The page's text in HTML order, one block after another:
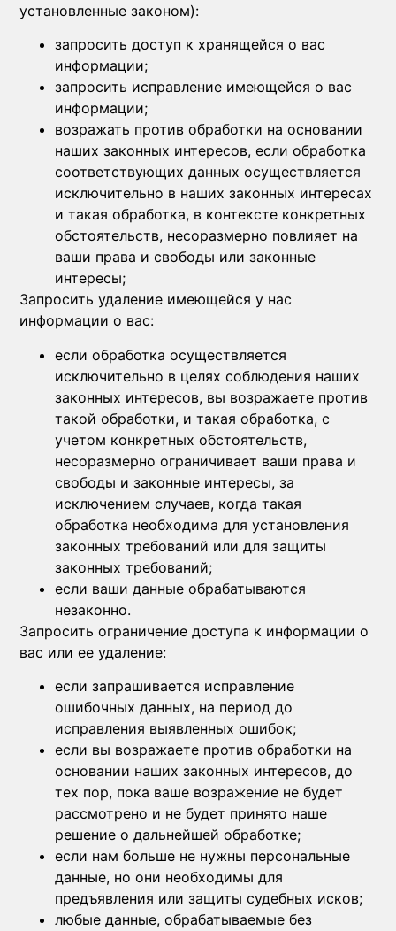
установленные законом):
запросить доступ к хранящейся о вас
информации;
запросить исправление имеющейся о вас
информации;
возражать против обработки на основании
наших законных интересов, если обработка
соответствующих данных осуществляется
исключительно в наших законных интересах
и такая обработка, в контексте конкретных
обстоятельств, несоразмерно повлияет на
ваши права и свободы или законные
интересы;
Запросить удаление имеющейся у нас
информации о вас:
если обработка осуществляется
исключительно в целях соблюдения наших
законных интересов, вы возражаете против
такой обработки, и такая обработка, с
учетом конкретных обстоятельств,
несоразмерно ограничивает ваши права и
свободы и законные интересы, за
исключением случаев, когда такая
обработка необходима для установления
законных требований или для защиты
законных требований;
если ваши данные обрабатываются
незаконно.
Запросить ограничение доступа к информации о
вас или ее удаление:
если запрашивается исправление
ошибочных данных, на период до
исправления выявленных ошибок;
если вы возражаете против обработки на
основании наших законных интересов, до
тех пор, пока ваше возражение не будет
рассмотрено и не будет принято наше
решение о дальнейшей обработке;
если нам больше не нужны персональные
данные, но они необходимы для
предъявления или защиты судебных исков;
любые данные, обрабатываемые без